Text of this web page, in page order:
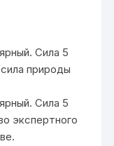
Сила 5
природы
Сила 5
экспертного